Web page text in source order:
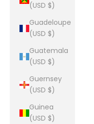
(USD $)
Guadeloupe
(USD $)
Guatemala
(USD $)
Guernsey
(USD $)
Guinea
(USD $)